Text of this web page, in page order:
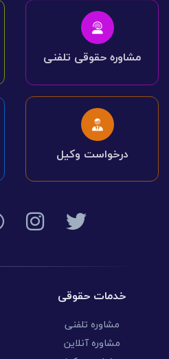
مشاوره حقوقی تلفنی
درخواست وکیل
خدمات حقوقی
مشاوره تلفنی
مشاوره آنلاین